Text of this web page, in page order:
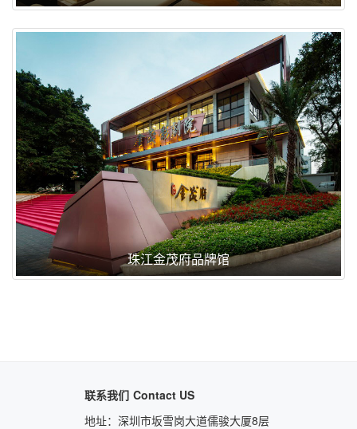
珠江金茂府品牌馆
联系我们 Contact US
地址： 深圳市坂雪岗大道儒骏大厦8层